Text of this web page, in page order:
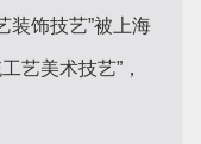
饰技艺”被上海
艺美术技艺”，